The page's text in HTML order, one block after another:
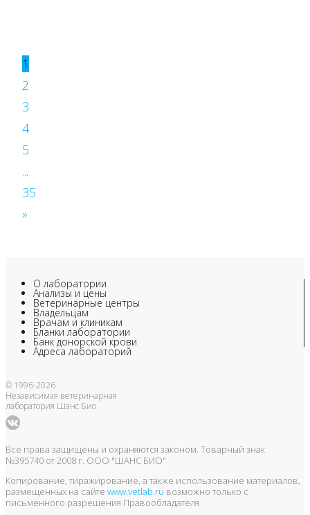
1
2
3
4
5
...
35
»
О лаборатории
Анализы и цены
Ветеринарные центры
Владельцам
Врачам и клиникам
Бланки лаборатории
Банк донорской крови
Адреса лабораторий
© 1996-2026
Независимая ветеринарная
лаборатория Шанс Био
Все права защищены и охраняются законом. Товарный знак
№395740 от 2008 г. ООО "ШАНС БИО"
Копирование, тиражирование, а также использование материалов,
размещенных на сайте www.vetlab.ru возможно только с
письменного разрешения Правообладателя